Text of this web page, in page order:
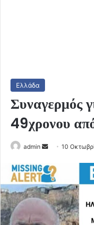
Ελλάδα
Συναγερμός
49χρονου
admin
Send
email
10